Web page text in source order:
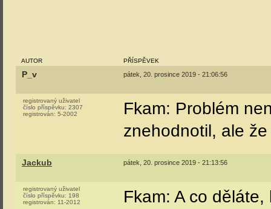
AUTOR PŘÍSPĚVEK
P_v pátek, 20. prosince 2019 - 21:06:56
registrovaný uživatel
číslo příspěvku: 2307
registrován: 5-2002
Fkam: Problém
znehodnotil, ale
Jackub pátek, 20. prosince 2019 - 21:13:56
registrovaný uživatel
číslo příspěvku: 198
registrován: 11-2012
Fkam: A co